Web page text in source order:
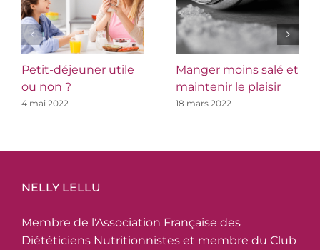
Petit-déjeuner utile
ou non ?
4 mai 2022
Manger moins salé et
maintenir le plaisir
18 mars 2022
NELLY LELLU
Membre de l'Association Française des
Diététiciens Nutritionnistes et membre du Club